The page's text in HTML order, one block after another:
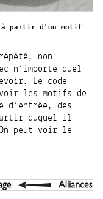
à partir d’un motif
non
n’importe quel
Le code
les motifs de
d’entrée, des
duquel il
peut voir le